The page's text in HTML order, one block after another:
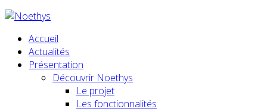
Accueil
Actualités
Présentation
Découvrir Noethys
Le projet
Les fonctionnalités